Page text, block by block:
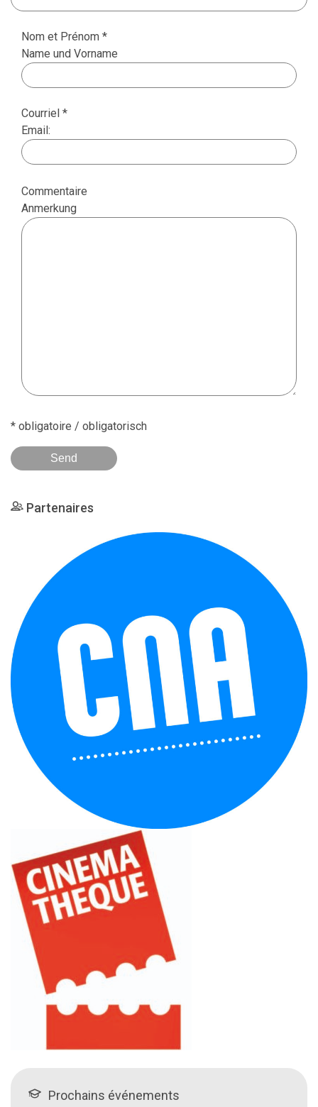
Nom et Prénom *
Name und Vorname
Courriel *
Email:
Commentaire
Anmerkung
* obligatoire / obligatorisch
Partenaires
Prochains événements